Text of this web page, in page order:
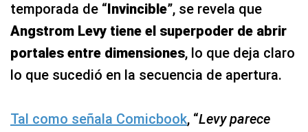
temporada de “Invincible”, se revela que
Angstrom Levy tiene el superpoder de abrir
portales entre dimensiones, lo que deja claro
lo que sucedió en la secuencia de apertura.
Tal como señala Comicbook, “Levy parece